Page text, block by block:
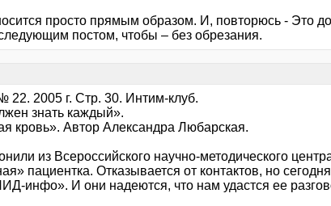
просто прямым образом. И, повторюсь - Это
постом, чтобы – без обрезания.
2005 г. Стр. 30. Интим-клуб.
знать каждый».
кровь». Автор Александра Любарская.
из Всероссийского научно-методического
пациентка. Отказывается от контактов, но
инфо». И они надеются, что нам удастся ее